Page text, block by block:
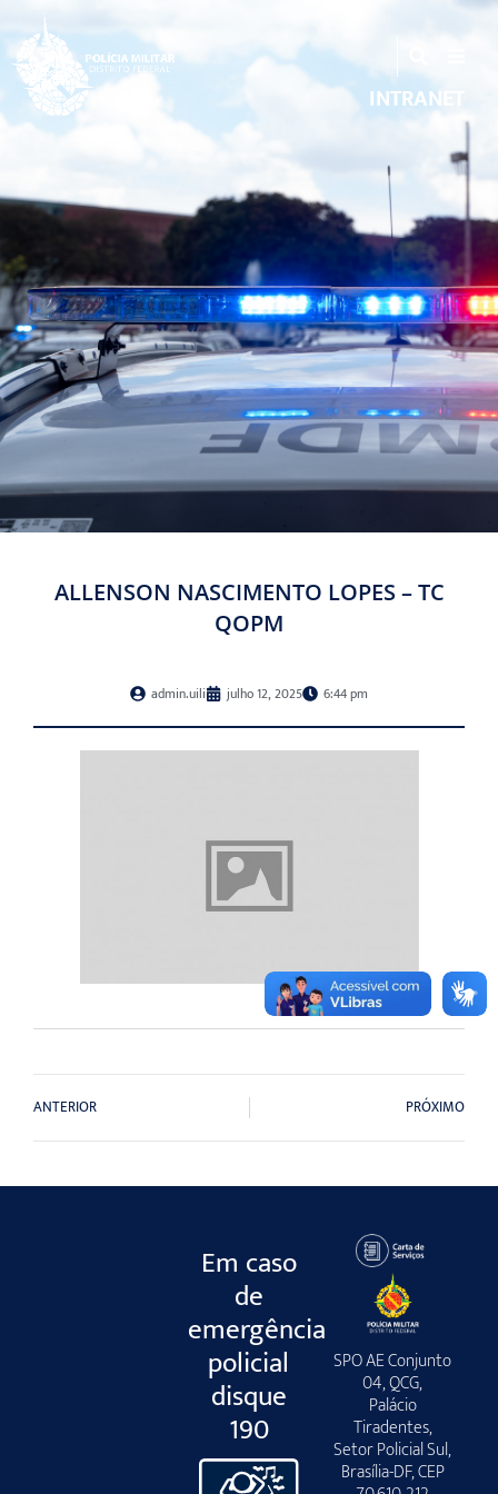
INTRANET
ALLENSON NASCIMENTO LOPES – TC
QOPM
admin.uili julho 12, 2025 6:44 pm
ANTERIOR PRÓXIMO
Em caso
de
emergência
policial
disque
190
SPO AE Conjunto
04, QCG,
Palácio
Tiradentes,
Setor Policial Sul,
Brasília-DF, CEP